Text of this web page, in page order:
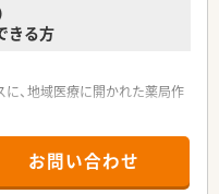
きる方
、地域医療に開かれた薬局作
お問い合わせ